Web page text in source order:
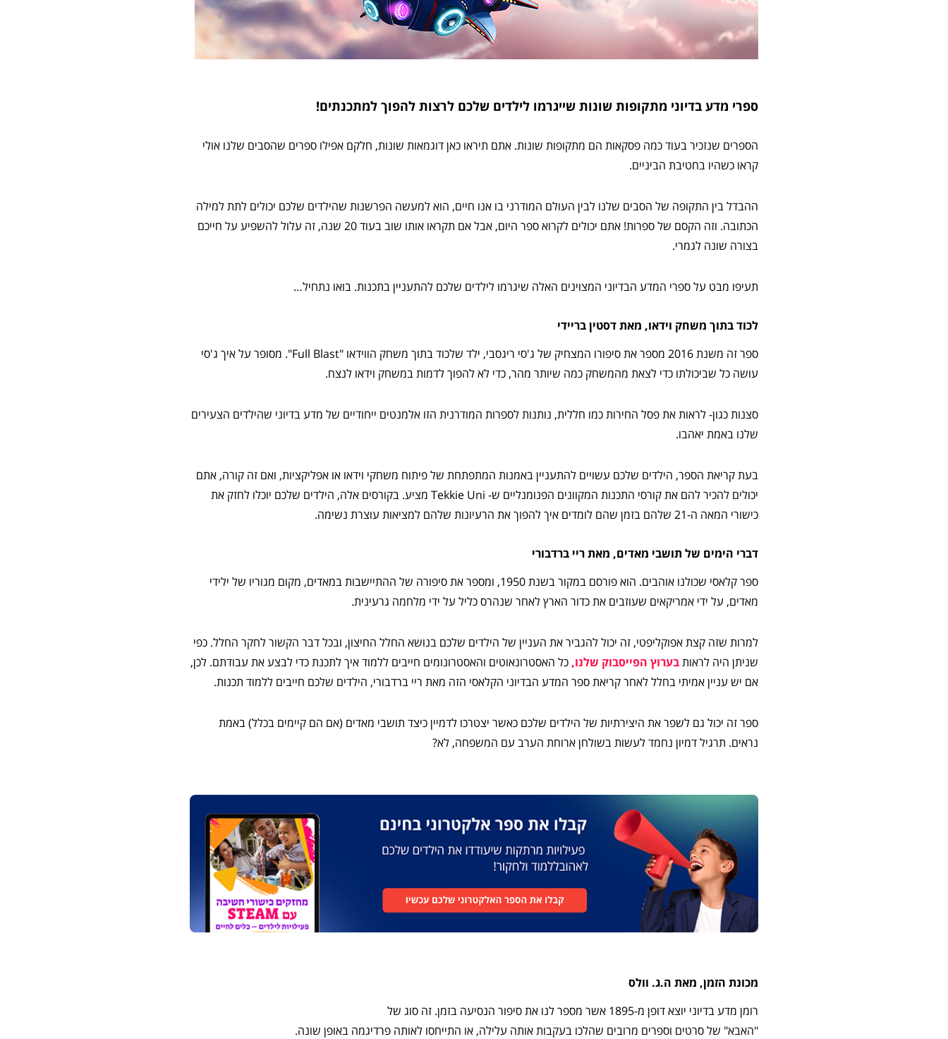
ספרי מדע בדיוני מתקופות שונות שייגרמו לילדים שלכם לרצות להפוך למתכנתים!
הספרים שנזכיר בעוד כמה פסקאות הם מתקופות שונות. אתם תיראו כאן דוגמאות שונות, חלקם אפילו ספרים שהסבים שלנו אולי
קראו כשהיו בחטיבת הביניים.
ההבדל בין התקופה של הסבים שלנו לבין העולם המודרני בו אנו חיים, הוא למעשה הפרשנות שהילדים שלכם יכולים לתת למילה
הכתובה. וזה הקסם של ספרות! אתם יכולים לקרוא ספר היום, אבל אם תקראו אותו שוב בעוד 20 שנה, זה עלול להשפיע על חייכם
בצורה שונה לגמרי.
תעיפו מבט על ספרי המדע הבדיוני המצוינים האלה שיגרמו לילדים שלכם להתעניין בתכנות. בואו נתחיל…
לכוד בתוך משחק וידאו, מאת דסטין בריידי
ספר זה משנת 2016 מספר את סיפורו המצחיק של ג'סי ריגסבי, ילד שלכוד בתוך משחק הווידאו "Full Blast". מסופר על איך ג'סי
עושה כל שביכולתו כדי לצאת מהמשחק כמה שיותר מהר, כדי לא להפוך לדמות במשחק וידאו לנצח.
סצנות כגון- לראות את פסל החירות כמו חללית, נותנות לספרות המודרנית הזו אלמנטים ייחודיים של מדע בדיוני שהילדים הצעירים
שלנו באמת יאהבו.
בעת קריאת הספר, הילדים שלכם עשויים להתעניין באמנות המתפתחת של פיתוח משחקי וידאו או אפליקציות, ואם זה קורה, אתם
יכולים להכיר להם את קורסי התכנות המקוונים הפנומנליים ש- Tekkie Uni מציע. בקורסים אלה, הילדים שלכם יוכלו לחזק את
כישורי המאה ה-21 שלהם בזמן שהם לומדים איך להפוך את הרעיונות שלהם למציאות עוצרת נשימה.
דברי הימים של תושבי מאדים, מאת ריי ברדבורי
ספר קלאסי שכולנו אוהבים. הוא פורסם במקור בשנת 1950, ומספר את סיפורה של ההתיישבות במאדים, מקום מגוריו של ילידי
מאדים, על ידי אמריקאים שעוזבים את כדור הארץ לאחר שנהרס כליל על ידי מלחמה גרעינית.
למרות שזה קצת אפוקליפטי, זה יכול להגביר את העניין של הילדים שלכם בנושא החלל החיצון, ובכל דבר הקשור לחקר החלל. כפי
שניתן היה לראותבערוץ הפייסבוק שלנו, כל האסטרונאוטים והאסטרונומים חייבים ללמוד איך לתכנת כדי לבצע את עבודתם. לכן,
אם יש עניין אמיתי בחלל לאחר קריאת ספר המדע הבדיוני הקלאסי הזה מאת ריי ברדבורי, הילדים שלכם חייבים ללמוד תכנות.
ספר זה יכול גם לשפר את היצירתיות של הילדים שלכם כאשר יצטרכו לדמיין כיצד תושבי מאדים (אם הם קיימים בכלל) באמת
נראים. תרגיל דמיון נחמד לעשות בשולחן ארוחת הערב עם המשפחה, לא?
מכונת הזמן, מאת ה.ג. וולס
רומן מדע בדיוני יוצא דופן מ-1895 אשר מספר לנו את סיפור הנסיעה בזמן. זה סוג של
"האבא" של סרטים וספרים מרובים שהלכו בעקבות אותה עלילה, או התייחסו לאותה פרדיגמה באופן שונה.